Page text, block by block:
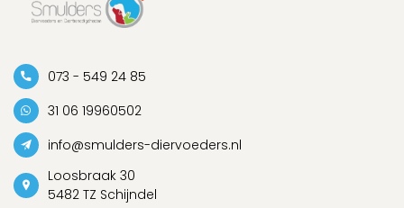
073 - 549 24 85
31 06 19960502
info@smulders-diervoeders.nl
Loosbraak 30
5482 TZ Schijndel